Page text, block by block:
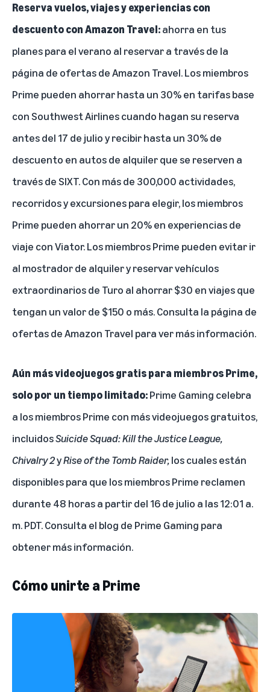
Reserva vuelos, viajes y experiencias con
descuento con Amazon Travel:ahorra en tus
planes para el verano al reservar a través de la
página de ofertas de Amazon Travel. Los miembros
Prime pueden ahorrar hasta un 30% en tarifas base
con Southwest Airlines cuando hagan su reserva
antes del 17 de julio y recibir hasta un 30% de
descuento en autos de alquiler que se reserven a
través de SIXT. Con más de 300,000 actividades,
recorridos y excursiones para elegir, los miembros
Prime pueden ahorrar un 20% en experiencias de
viaje con Viator. Los miembros Prime pueden evitar ir
al mostrador de alquiler y reservar vehículos
extraordinarios de Turo al ahorrar $30 en viajes que
tengan un valor de $150 o más. Consulta la página de
ofertas de Amazon Travel para ver más información.
Aún más videojuegos gratis para miembros Prime,
solo por un tiempo limitado:Prime Gaming celebra
a los miembros Prime con más videojuegos gratuitos,
incluidosSuicide Squad: Kill the Justice League,
Chivalry 2yRise of the Tomb Raider,los cuales están
disponibles para que los miembros Prime reclamen
durante 48 horas a partir del 16 de julio a las 12:01 a.
m. PDT. Consulta el blog de Prime Gaming para
obtener más información.
Cómo unirte a Prime